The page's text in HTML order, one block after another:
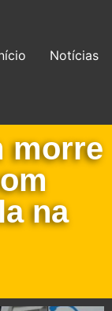
Notícias
morre
na